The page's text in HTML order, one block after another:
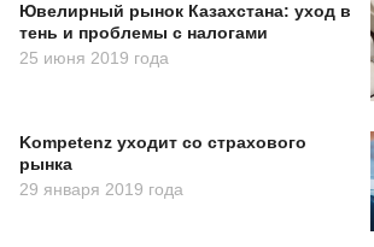
Ювелирный рынок Казахстана: уход в
тень и проблемы с налогами
25 июня 2019 года
Kompetenz уходит со страхового
рынка
29 января 2019 года